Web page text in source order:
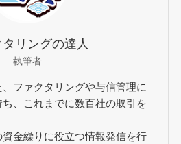
リングの達人
執筆者
ファクタリングや与信管理に
、これまでに数百社の取引を
金繰りに役立つ情報発信を行